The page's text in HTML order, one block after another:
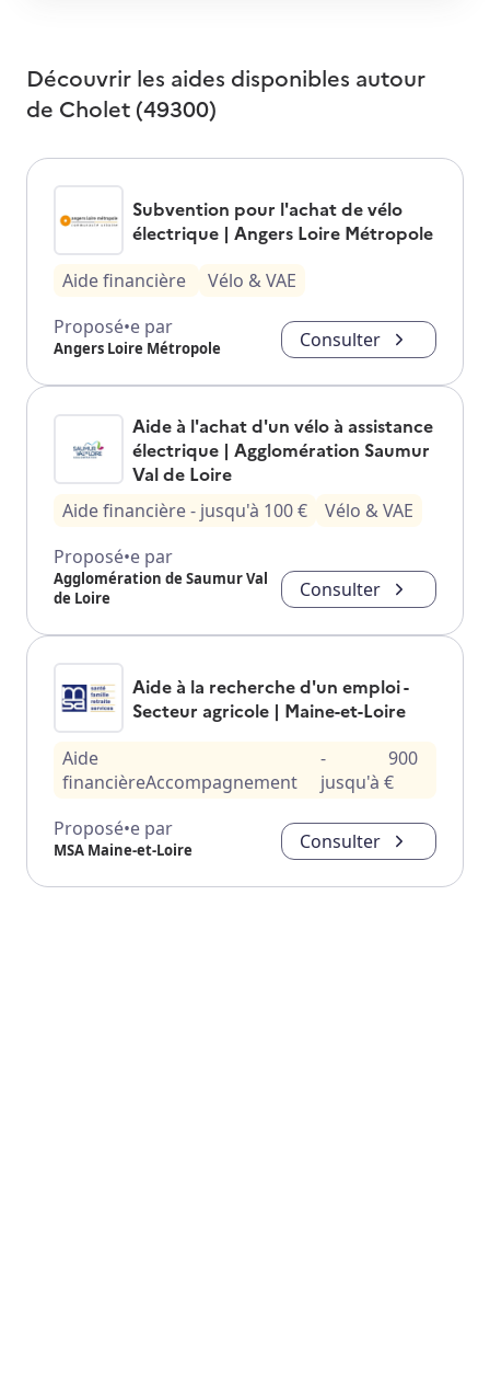
Découvrir les aides disponibles autour
de Cholet (49300)
Subvention pour l'achat de vélo
électrique | Angers Loire Métropole
Aide financière
Vélo & VAE
Proposé•e par
Angers Loire Métropole Consulter
Aide à l'achat d'un vélo à assistance
électrique | Agglomération Saumur
Val de Loire
Aide financière- jusqu'à 100€
Vélo & VAE
Proposé•e par
Agglomération de Saumur Val
de Loire
Consulter
Aide à la recherche d'un emploi -
Secteur agricole | Maine-et-Loire
Aide
financièreAccompagnement
-
jusqu'à
900
€
Proposé•e par
MSA Maine-et-Loire Consulter